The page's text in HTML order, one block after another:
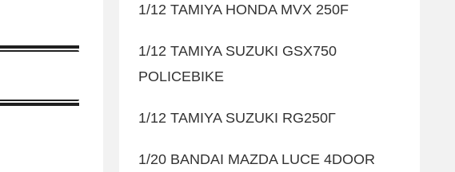
1/12 TAMIYA HONDA MVX 250F
1/12 TAMIYA SUZUKI GSX750
POLICEBIKE
1/12 TAMIYA SUZUKI RG250Γ
1/20 BANDAI MAZDA LUCE 4DOOR